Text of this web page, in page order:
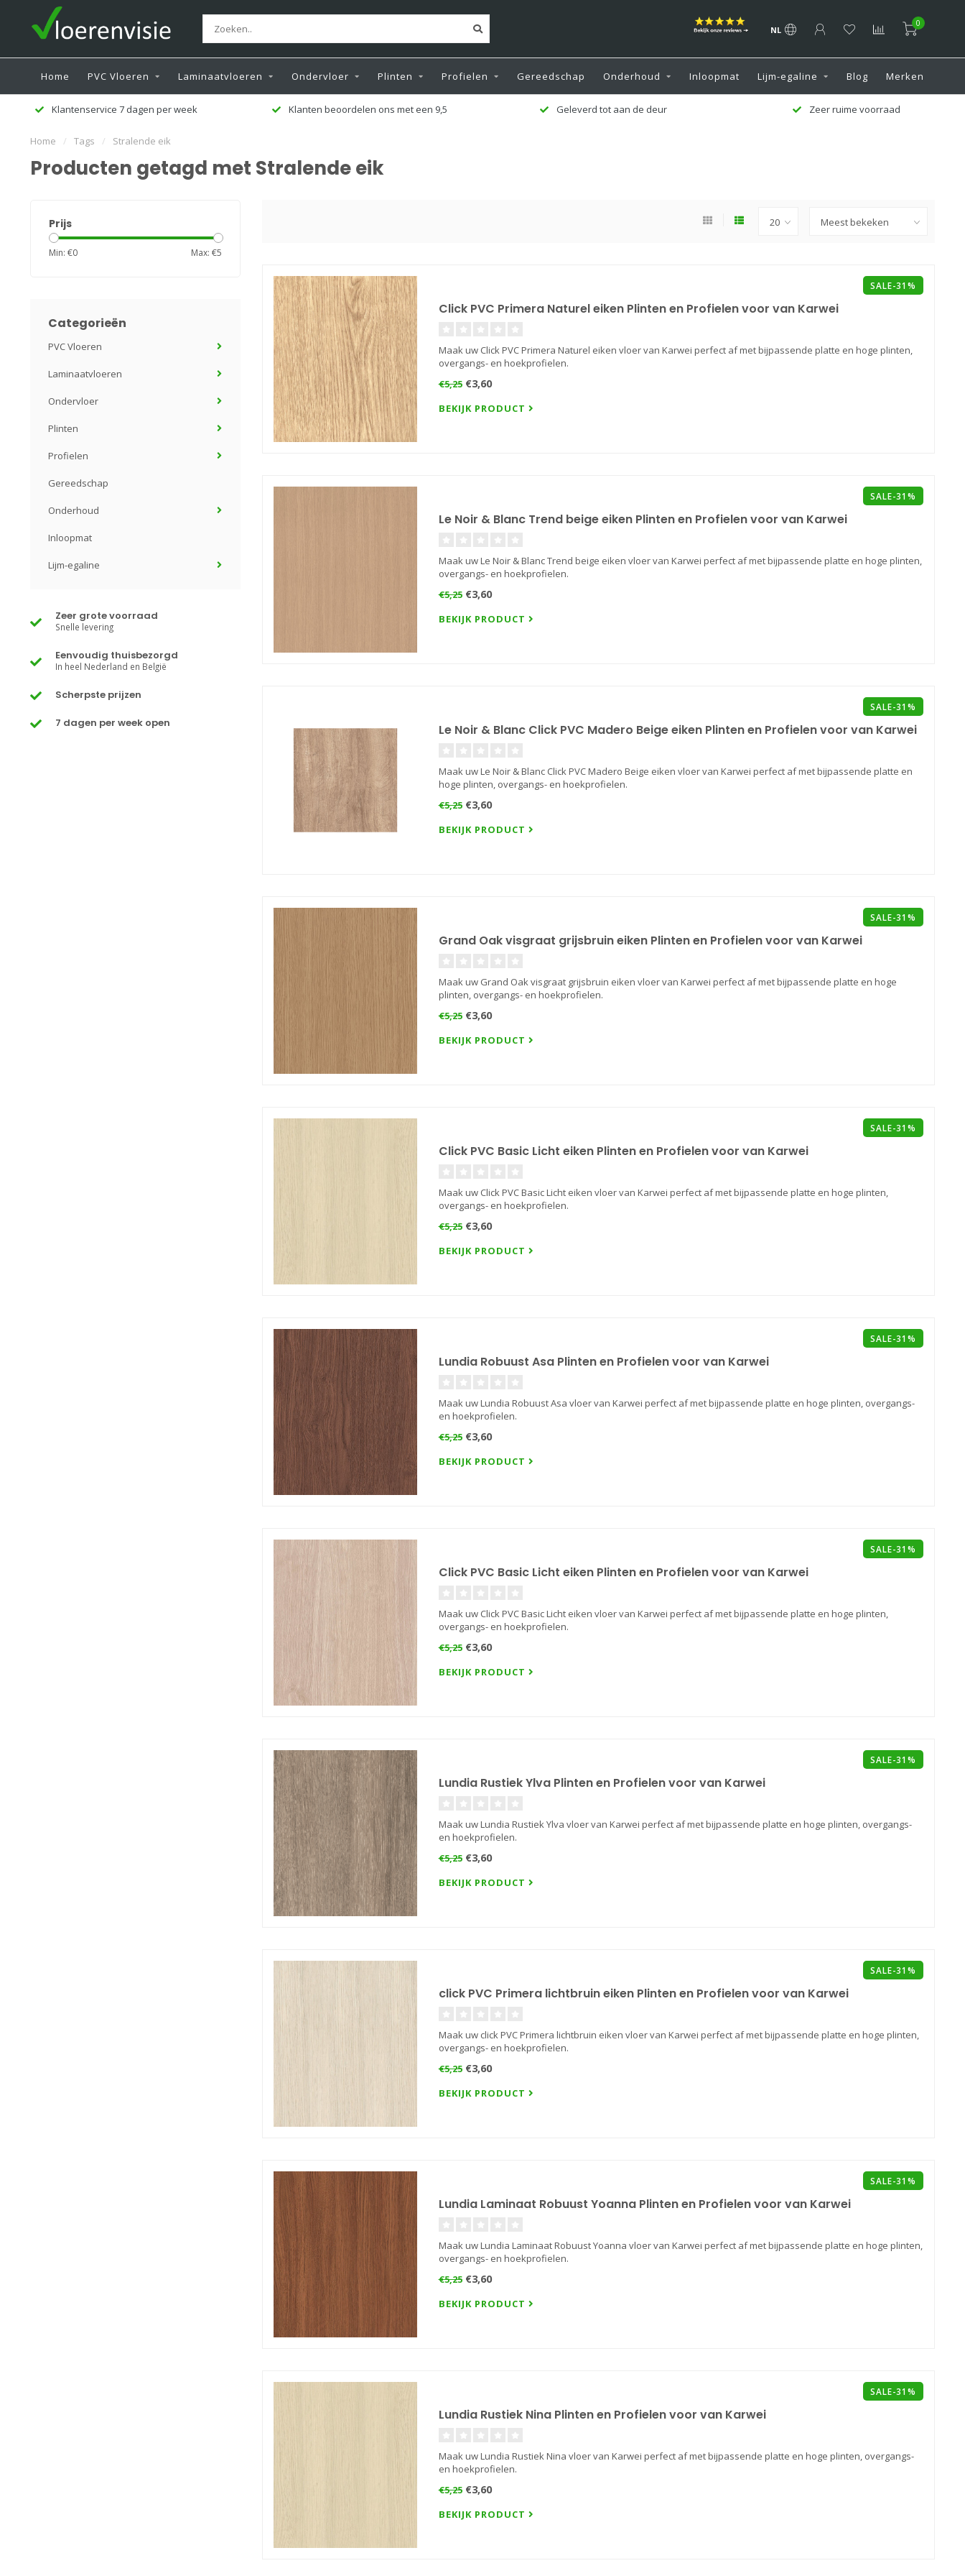
NL
0
Home PVC Vloeren Laminaatvloeren Ondervloer Plinten Profielen Gereedschap Onderhoud Inloopmat Lijm-egaline Blog Merken
Klantenservice 7 dagen per week Klanten beoordelen ons met een 9,5 Geleverd tot aan de deur Zeer ruime voorraad
Home / Tags / Stralende eik
Producten getagd met Stralende eik
Prijs
Min: €0 Max: €5
Categorieën
PVC Vloeren
Laminaatvloeren
Ondervloer
Plinten
Profielen
Gereedschap
Onderhoud
Inloopmat
Lijm-egaline
Zeer grote voorraad
Snelle levering
Eenvoudig thuisbezorgd
In heel Nederland en België
Scherpste prijzen
7 dagen per week open
SALE-31%
Click PVC Primera Naturel eiken Plinten en Profielen voor van Karwei
Maak uw Click PVC Primera Naturel eiken vloer van Karwei perfect af met bijpassende platte en hoge plinten,
overgangs- en hoekprofielen.
€5,25€3,60
BEKIJK PRODUCT
SALE-31%
Le Noir & Blanc Trend beige eiken Plinten en Profielen voor van Karwei
Maak uw Le Noir & Blanc Trend beige eiken vloer van Karwei perfect af met bijpassende platte en hoge plinten,
overgangs- en hoekprofielen.
€5,25€3,60
BEKIJK PRODUCT
SALE-31%
Le Noir & Blanc Click PVC Madero Beige eiken Plinten en Profielen voor van Karwei
Maak uw Le Noir & Blanc Click PVC Madero Beige eiken vloer van Karwei perfect af met bijpassende platte en
hoge plinten, overgangs- en hoekprofielen.
€5,25€3,60
BEKIJK PRODUCT
SALE-31%
Grand Oak visgraat grijsbruin eiken Plinten en Profielen voor van Karwei
Maak uw Grand Oak visgraat grijsbruin eiken vloer van Karwei perfect af met bijpassende platte en hoge
plinten, overgangs- en hoekprofielen.
€5,25€3,60
BEKIJK PRODUCT
SALE-31%
Click PVC Basic Licht eiken Plinten en Profielen voor van Karwei
Maak uw Click PVC Basic Licht eiken vloer van Karwei perfect af met bijpassende platte en hoge plinten,
overgangs- en hoekprofielen.
€5,25€3,60
BEKIJK PRODUCT
SALE-31%
Lundia Robuust Asa Plinten en Profielen voor van Karwei
Maak uw Lundia Robuust Asa vloer van Karwei perfect af met bijpassende platte en hoge plinten, overgangs-
en hoekprofielen.
€5,25€3,60
BEKIJK PRODUCT
SALE-31%
Click PVC Basic Licht eiken Plinten en Profielen voor van Karwei
Maak uw Click PVC Basic Licht eiken vloer van Karwei perfect af met bijpassende platte en hoge plinten,
overgangs- en hoekprofielen.
€5,25€3,60
BEKIJK PRODUCT
SALE-31%
Lundia Rustiek Ylva Plinten en Profielen voor van Karwei
Maak uw Lundia Rustiek Ylva vloer van Karwei perfect af met bijpassende platte en hoge plinten, overgangs-
en hoekprofielen.
€5,25€3,60
BEKIJK PRODUCT
SALE-31%
click PVC Primera lichtbruin eiken Plinten en Profielen voor van Karwei
Maak uw click PVC Primera lichtbruin eiken vloer van Karwei perfect af met bijpassende platte en hoge plinten,
overgangs- en hoekprofielen.
€5,25€3,60
BEKIJK PRODUCT
SALE-31%
Lundia Laminaat Robuust Yoanna Plinten en Profielen voor van Karwei
Maak uw Lundia Laminaat Robuust Yoanna vloer van Karwei perfect af met bijpassende platte en hoge plinten,
overgangs- en hoekprofielen.
€5,25€3,60
BEKIJK PRODUCT
SALE-31%
Lundia Rustiek Nina Plinten en Profielen voor van Karwei
Maak uw Lundia Rustiek Nina vloer van Karwei perfect af met bijpassende platte en hoge plinten, overgangs-
en hoekprofielen.
€5,25€3,60
BEKIJK PRODUCT